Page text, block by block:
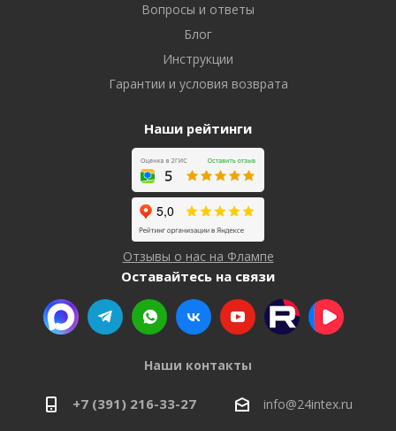
Вопросы и ответы
Блог
Инструкции
Гарантии и условия возврата
Наши рейтинги
Отзывы о нас на Флампе
Оставайтесь на связи
Наши контакты
+7 (391) 216-33-27 info@24intex.ru